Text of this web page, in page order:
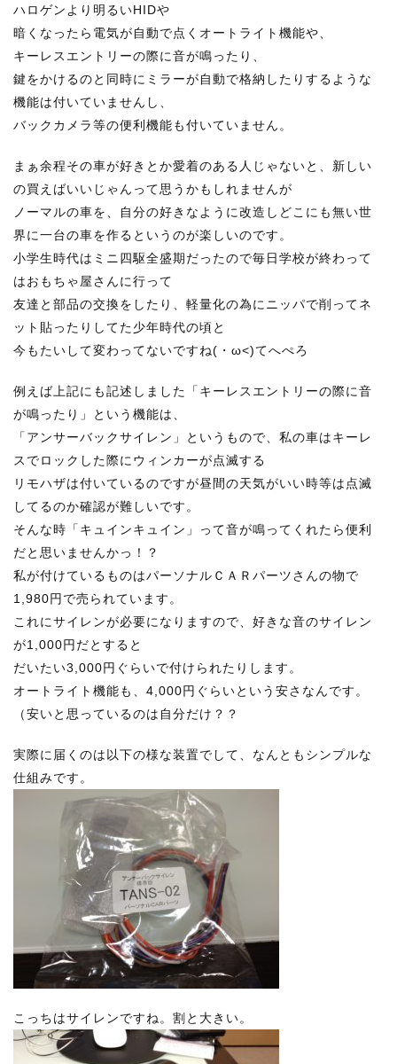
ハロゲンより明るいHIDや
暗くなったら電気が自動で点くオートライト機能や、
キーレスエントリーの際に音が鳴ったり、
鍵をかけるのと同時にミラーが自動で格納したりするような
機能は付いていませんし、
バックカメラ等の便利機能も付いていません。
まぁ余程その車が好きとか愛着のある人じゃないと、新しい
の買えばいいじゃんって思うかもしれませんが
ノーマルの車を、自分の好きなように改造しどこにも無い世
界に一台の車を作るというのが楽しいのです。
小学生時代はミニ四駆全盛期だったので毎日学校が終わって
はおもちゃ屋さんに行って
友達と部品の交換をしたり、軽量化の為にニッパで削ってネ
ット貼ったりしてた少年時代の頃と
今もたいして変わってないですね(・ω<)てへぺろ
例えば上記にも記述しました「キーレスエントリーの際に音
が鳴ったり」という機能は、
「アンサーバックサイレン」というもので、私の車はキーレ
スでロックした際にウィンカーが点滅する
リモハザは付いているのですが昼間の天気がいい時等は点滅
してるのか確認が難しいです。
そんな時「キュインキュイン」って音が鳴ってくれたら便利
だと思いませんかっ！？
私が付けているものはパーソナルＣＡＲパーツさんの物で
1,980円で売られています。
これにサイレンが必要になりますので、好きな音のサイレン
が1,000円だとすると
だいたい3,000円ぐらいで付けられたりします。
オートライト機能も、4,000円ぐらいという安さなんです。
（安いと思っているのは自分だけ？？
実際に届くのは以下の様な装置でして、なんともシンプルな
仕組みです。
こっちはサイレンですね。割と大きい。